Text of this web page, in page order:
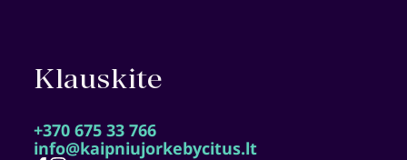
Klauskite
+370 675 33 766
info@kaipniujorkebycitus.lt